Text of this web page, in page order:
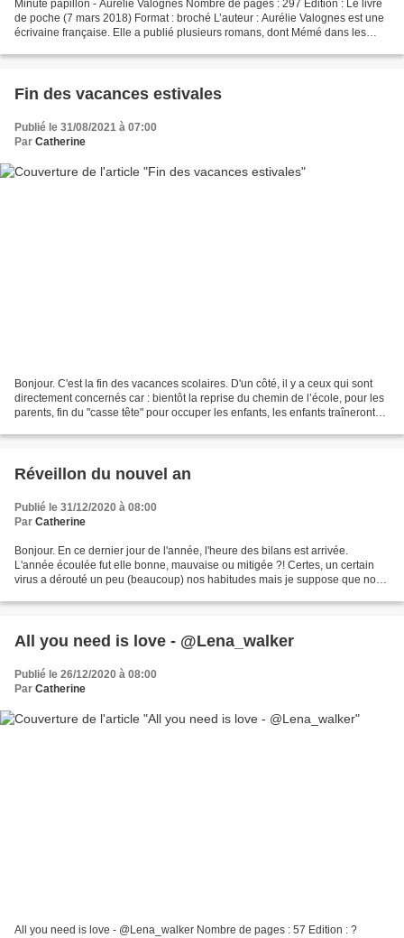
Minute papillon - Aurélie Valognes Nombre de pages : 297 Édition : Le livre
de poche (7 mars 2018) Format : broché L’auteur : Aurélie Valognes est une
écrivaine française. Elle a publié plusieurs romans, dont Mémé dans les
Fin des vacances estivales
Publié le 31/08/2021 à 07:00
Par Catherine
Bonjour. C'est la fin des vacances scolaires. D'un côté, il y a ceux qui sont
directement concernés car : bientôt la reprise du chemin de l’école, pour les
parents, fin du "casse tête" pour occuper les enfants, les enfants traîneront
Réveillon du nouvel an
Publié le 31/12/2020 à 08:00
Par Catherine
Bonjour. En ce dernier jour de l'année, l'heure des bilans est arrivée.
L'année écoulée fut elle bonne, mauvaise ou mitigée ?! Certes, un certain
virus a dérouté un peu (beaucoup) nos habitudes mais je suppose que nous
All you need is love - @Lena_walker
Publié le 26/12/2020 à 08:00
Par Catherine
All you need is love - @Lena_walker Nombre de pages : 57 Edition : ?